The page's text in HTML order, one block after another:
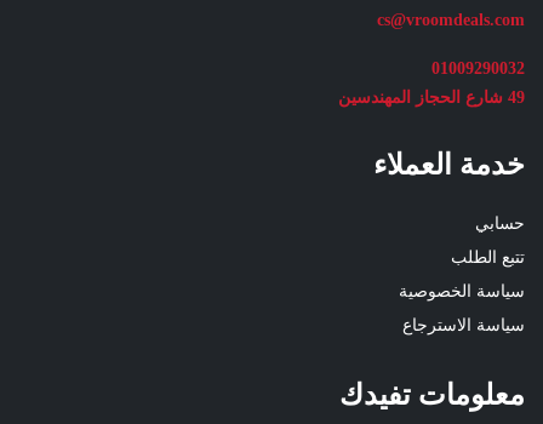
cs@vroomdeals.com
01009290032
49 شارع الحجاز المهندسين
خدمة العملاء
حسابي
تتبع الطلب
سياسة الخصوصية
سياسة الاسترجاع
معلومات تفيدك